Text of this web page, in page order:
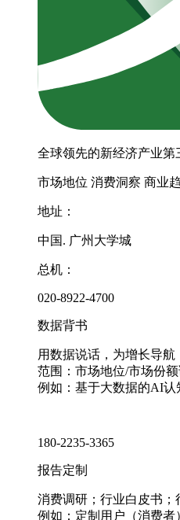
全球领先的新经济产业
市场地位 消费洞察 商业
地址：
中国. 广州大学城
总机：
020-8922-4700
数据背书
用数据说话，为增长导航
范围：市场地位/市场份
例如：基于大数据的AI认
180-2235-3365
报告定制
消费调研；行业白皮书
例如：定制用户（消费者